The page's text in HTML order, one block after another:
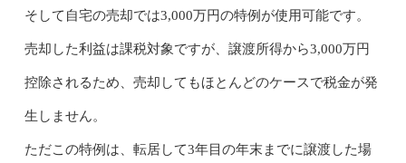
そして自宅の売却では3,000万円の特例が使用可能です。
売却した利益は課税対象ですが、譲渡所得から3,000万円
控除されるため、売却してもほとんどのケースで税金が発
生しません。
ただこの特例は、転居して3年目の年末までに譲渡した場